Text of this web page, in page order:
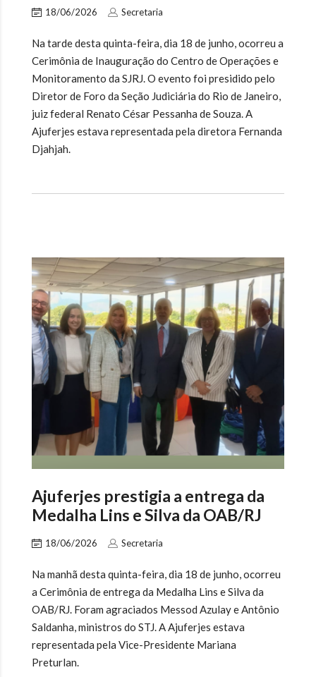
18/06/2026 Secretaria
Na tarde desta quinta-feira, dia 18 de junho, ocorreu a
Cerimônia de Inauguração do Centro de Operações e
Monitoramento da SJRJ. O evento foi presidido pelo
Diretor de Foro da Seção Judiciária do Rio de Janeiro,
juiz federal Renato César Pessanha de Souza. A
Ajuferjes estava representada pela diretora Fernanda
Djahjah.
Ajuferjes prestigia a entrega da
Medalha Lins e Silva da OAB/RJ
18/06/2026 Secretaria
Na manhã desta quinta-feira, dia 18 de junho, ocorreu
a Cerimônia de entrega da Medalha Lins e Silva da
OAB/RJ. Foram agraciados Messod Azulay e Antônio
Saldanha, ministros do STJ. A Ajuferjes estava
representada pela Vice-Presidente Mariana
Preturlan.